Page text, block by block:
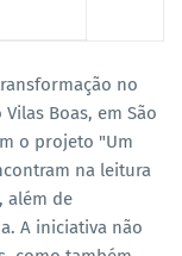
no
Boas, em São
o projeto "Um
na leitura
além de
A iniciativa não